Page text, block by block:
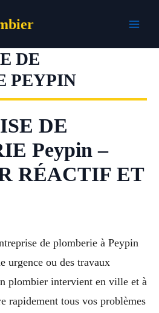
DE
PEYPIN
DE
Peypin –
RÉACTIF ET
de plomberie à Peypin
urgence ou des travaux
plombier intervient en ville et à
rapidement tous vos problèmes